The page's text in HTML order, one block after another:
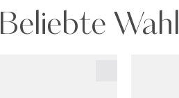
Beliebte Wahl